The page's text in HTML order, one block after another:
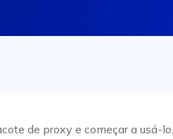
de proxy e começar a usá-lo.